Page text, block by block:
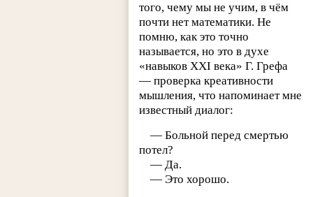
того, чему мы не учим, в чём
почти нет математики. Не
помню, как это точно
называется, но это в духе
«навыков XXI века» Г. Грефа
— проверка креативности
мышления, что напоминает мне
известный диалог:
— Больной перед смертью
потел?
— Да.
— Это хорошо.